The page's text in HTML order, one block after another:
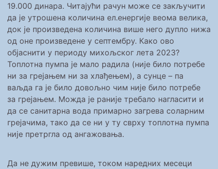
19.000 динара. Читајући рачун може се закључити
да је утрошена количина ел.енергије веома велика,
док је произведена количина више него дупло нижа
од оне произведене у септембру. Како ово
објаснити у периоду михољског лета 2023?
Топлотна пумпа је мало радила (није било потребе
ни за грејањем ни за хлађењем), а сунце – па
ваљда га је било довољно чим није било потребе
за грејањем. Можда је раније требало нагласити и
да се санитарна вода примарно загрева соларним
грејачима, тако да се ни у ту сврху топлотна пумпа
није претргла од ангажовања.
Да не дужим превише, током наредних месеци